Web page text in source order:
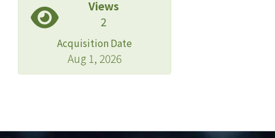
Views
2
Acquisition Date
Aug 1, 2026